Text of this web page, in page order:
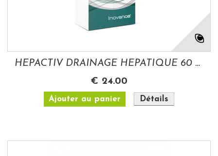
HEPACTIV DRAINAGE HEPATIQUE 60 COMPR
€ 24.00
Ajouter au panier Détails